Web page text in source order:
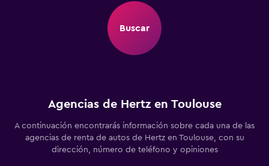
Buscar
Agencias de Hertz en Toulouse
A continuación encontrarás información sobre cada una de las
agencias de renta de autos de Hertz en Toulouse, con su
dirección, número de teléfono y opiniones